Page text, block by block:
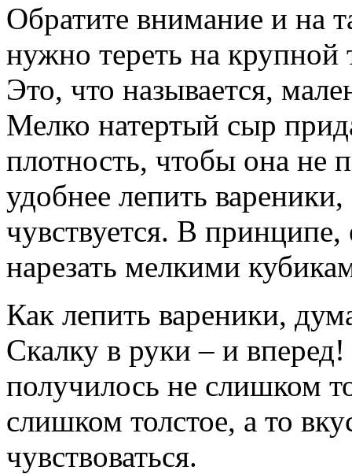
Обратите внимание и на
нужно тереть на крупной
Это, что называется,
Мелко натертый сыр
плотность, чтобы она не
удобнее лепить
чувствуется. В
нарезать мелкими
Как лепить вареники,
Скалку в руки – и
получилось не слишком
слишком толстое, а то
чувствоваться.